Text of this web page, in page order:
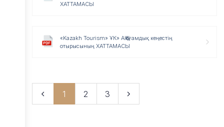
ХАТТАМАСЫ
«Kazakh Tourism» ҰК» АҚ Қоғамдық кеңестің
отырысының ХАТТАМАСЫ
1 2 3